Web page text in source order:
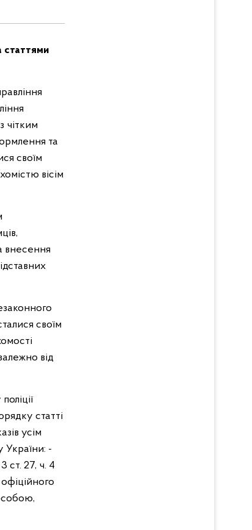
статтями
чітким
та
своїм
вісім
внесення
своїм
від
статті
усім
України: -
27, ч. 4